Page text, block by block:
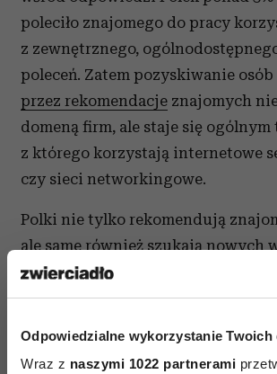
Odpowiedzialne wykorzystanie Twoich
Wraz z naszymi 1022 partnerami
poleciło znajomego do pracy
z zewnętrznego,
poleceń. Zatem pozyskiwanie osób
przez rekomendacje znajomych
domeną firm, ale staje się ogólnym
z którego korzystają internetowe
czy sieci networkingowe.
Polki nie tylko rekomendują
ale same również szukają nowych
zawodowych. Ponad 70% kobiet
w badaniu portalu Praca.pl
źródło: „Zawodowa aktywność